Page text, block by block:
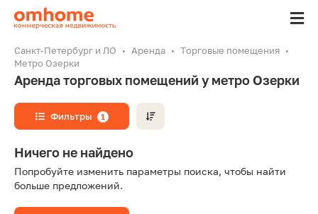
Санкт-Петербург и ЛО Аренда
Торговые помещения
Метро Озерки
Аренда торговых помещений у метро Озерки
Фильтры 1
Ничего не найдено
Попробуйте изменить параметры поиска, чтобы найти
больше предложений.